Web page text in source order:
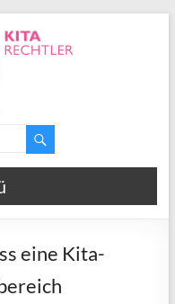
eine Kita-